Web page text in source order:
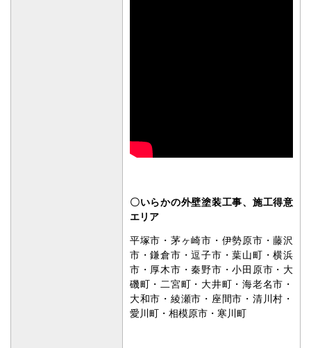
〇いらかの外壁塗装工事、施工得意
エリア
平塚市・茅ヶ崎市・伊勢原市・藤沢
市・鎌倉市・逗子市・葉山町・横浜
市・厚木市・秦野市・小田原市・大
磯町・二宮町・大井町・海老名市・
大和市・綾瀬市・座間市・清川村・
愛川町・相模原市・寒川町